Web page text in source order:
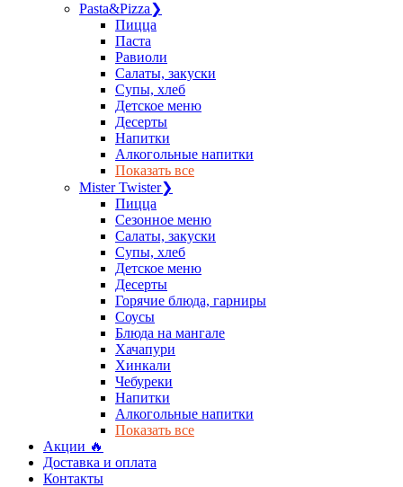
Pasta&Pizza❯
Пицца
Паста
Равиоли
Салаты, закуски
Супы, хлеб
Детское меню
Десерты
Напитки
Алкогольные напитки
Показать все
Mister Twister❯
Пицца
Сезонное меню
Салаты, закуски
Супы, хлеб
Детское меню
Десерты
Горячие блюда, гарниры
Соусы
Блюда на мангале
Хачапури
Хинкали
Чебуреки
Напитки
Алкогольные напитки
Показать все
Акции 🔥
Доставка и оплата
Контакты